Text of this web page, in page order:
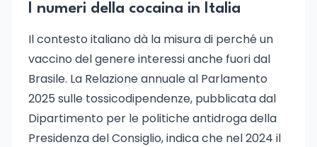
I numeri della cocaina in Italia
Il contesto italiano dà la misura di perché un
vaccino del genere interessi anche fuori dal
Brasile. La Relazione annuale al Parlamento
2025 sulle tossicodipendenze, pubblicata dal
Dipartimento per le politiche antidroga della
Presidenza del Consiglio, indica che nel 2024 il